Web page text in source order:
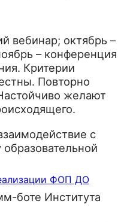
вебинар; октябрь –
– конференция
Критерии
Повторно
желают
с
ФОП ДО
боте Института